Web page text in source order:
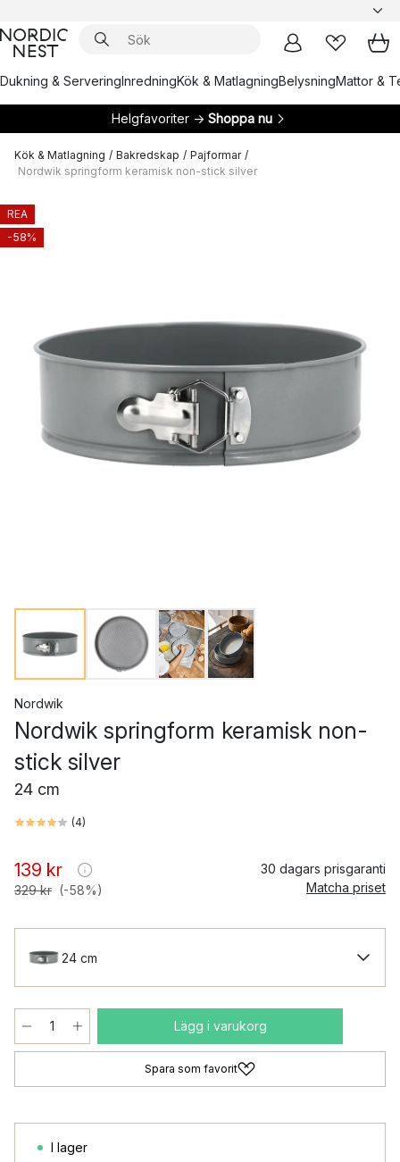
Dukning & ServeringInredningKök & MatlagningBelysningMattor &
Helgfavoriter → Shoppa nu
Kök & Matlagning / Bakredskap / Pajformar /
Nordwik springform keramisk non-stick silver
REA
-58%
Nordwik
Nordwik springform keramisk non-
stick silver
24 cm
(4)
139 kr
329 kr (-58%)
30 dagars prisgaranti
Matcha priset
24 cm
Lägg i varukorg
Spara som favorit
I lager